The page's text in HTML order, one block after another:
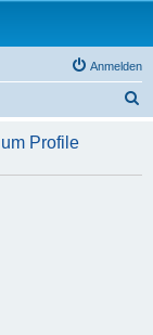
Anmelden
h
Profile